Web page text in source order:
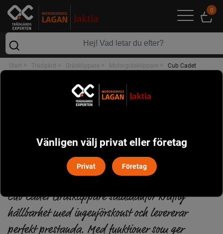
0
Start > Trädgård > Gräsklippare > Motorgräsklippare > Cub Cadet
MOTORGRÄSKLIPPARE
POPULÄRT I DENNA KATEGORI
CUB CADET
Cub Cadet Gräsklippare sammanför kraftig
hållbarhet med ingenjörskonst och levererar
perfekt prestanda. Med funktioner som ger
Vänligen välj privat eller företag
Privat Företag